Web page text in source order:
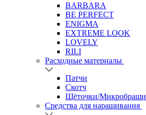
BARBARA
BE PERFECT
ENIGMA
EXTREME LOOK
LOVELY
RILI
Расходные материалы
Патчи
Скотч
Щёточки/Микробраши
Средства для наращивания